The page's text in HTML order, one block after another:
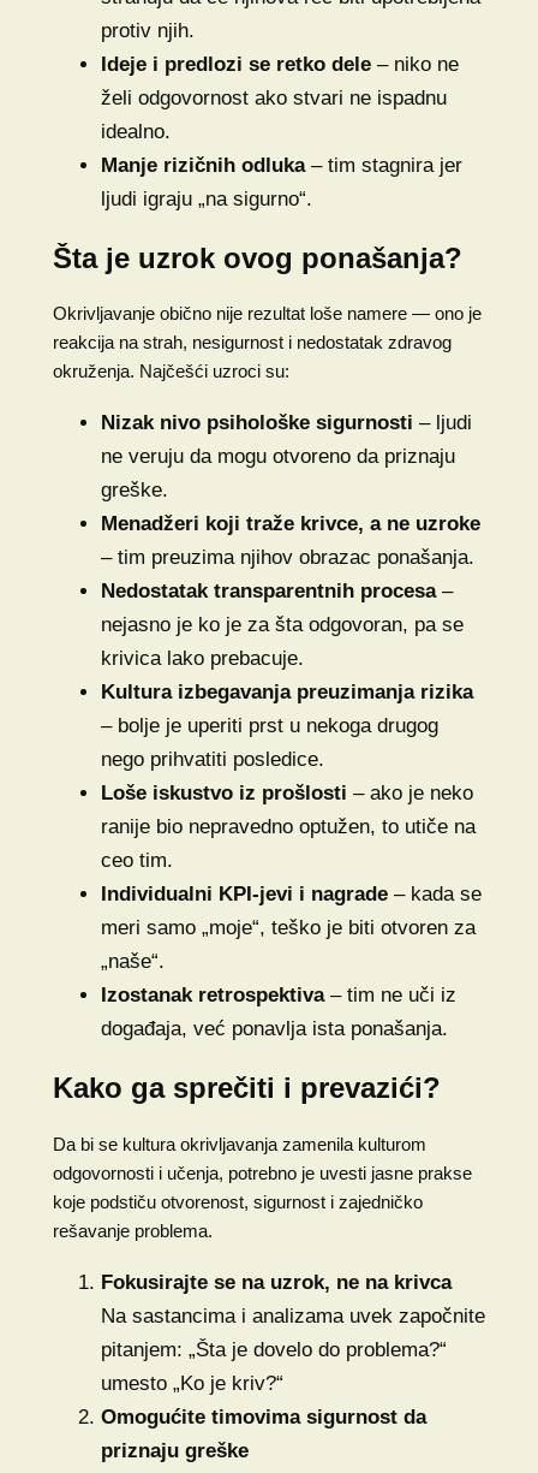
protiv njih.
Ideje i predlozi se retko dele– niko ne
želi odgovornost ako stvari ne ispadnu
idealno.
Manje rizičnih odluka– tim stagnira jer
ljudi igraju „na sigurno“.
Šta je uzrok ovog ponašanja?
Okrivljavanje obično nije rezultat loše namere — ono je
reakcija na strah, nesigurnost i nedostatak zdravog
okruženja. Najčešći uzroci su:
Nizak nivo psihološke sigurnosti – ljudi
ne veruju da mogu otvoreno da priznaju
greške.
Menadžeri koji traže krivce, a ne uzroke
– tim preuzima njihov obrazac ponašanja.
Nedostatak transparentnih procesa–
nejasno je ko je za šta odgovoran, pa se
krivica lako prebacuje.
Kultura izbegavanja preuzimanja rizika
– bolje je uperiti prst u nekoga drugog
nego prihvatiti posledice.
Loše iskustvo iz prošlosti – ako je neko
ranije bio nepravedno optužen, to utiče na
ceo tim.
Individualni KPI-jevi i nagrade– kada se
meri samo „moje“, teško je biti otvoren za
„naše“.
Izostanak retrospektiva– tim ne uči iz
događaja, već ponavlja ista ponašanja.
Kako ga sprečiti i prevazići?
Da bi se kultura okrivljavanja zamenila kulturom
odgovornosti i učenja, potrebno je uvesti jasne prakse
koje podstiču otvorenost, sigurnost i zajedničko
rešavanje problema.
Fokusirajte se na uzrok, ne na krivca
Na sastancima i analizama uvek započnite
pitanjem: „Šta je dovelo do problema?“
umesto „Ko je kriv?“
Omogućite timovima sigurnost da
priznaju greške